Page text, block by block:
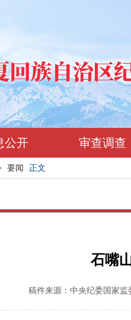
公开 审查调查
要闻 正文
石嘴
稿件来源：中央纪委国家监